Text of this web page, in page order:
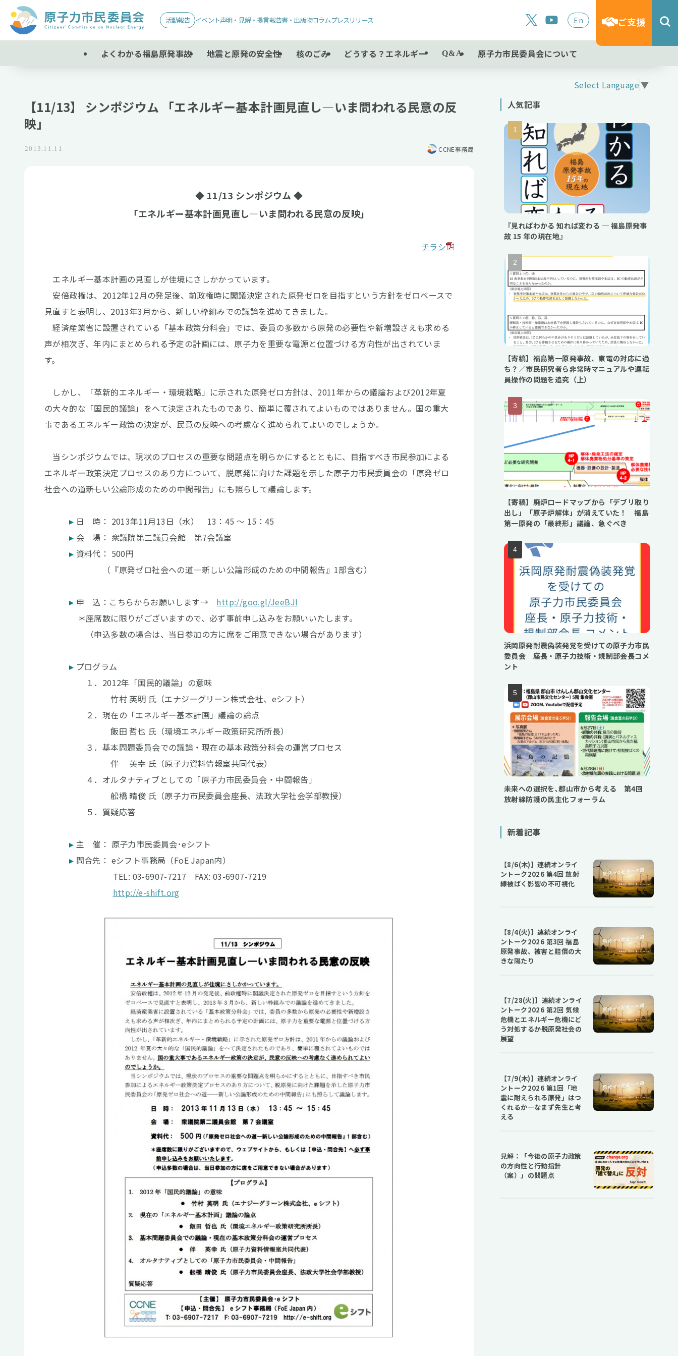
活動報告 イベント声明・見解・提言報告書・出版物コラムプレスリリース En ご支援
よくわかる福島原発事故 地震と原発の安全性 核のごみ どうする？エネルギー Q&A 原子力市民委員会について
Select Language▼
【11/13】 シンポジウム 「エネルギー基本計画見直し―いま問われる民意の反
映」
2013.11.11 CCNE事務局
◆ 11/13 シンポジウム ◆
「エネルギー基本計画見直し―いま問われる民意の反映」
チラシ
エネルギー基本計画の見直しが佳境にさしかかっています。
安倍政権は、2012年12月の発足後、前政権時に閣議決定された原発ゼロを目指すという方針をゼロベースで
見直すと表明し、2013年3月から、新しい枠組みでの議論を進めてきました。
経済産業省に設置されている「基本政策分科会」では、委員の多数から原発の必要性や新増設さえも求める
声が相次ぎ、年内にまとめられる予定の計画には、原子力を重要な電源と位置づける方向性が出されていま
す。
しかし、「革新的エネルギー・環境戦略」に示された原発ゼロ方針は、2011年からの議論および2012年夏
の大々的な「国民的議論」をへて決定されたものであり、簡単に覆されてよいものではありません。国の重大
事であるエネルギー政策の決定が、民意の反映への考慮なく進められてよいのでしょうか。
当シンポジウムでは、現状のプロセスの重要な問題点を明らかにするとともに、目指すべき市民参加による
エネルギー政策決定プロセスのあり方について、脱原発に向けた課題を示した原子力市民委員会の「原発ゼロ
社会への道――新しい公論形成のための中間報告」にも照らして議論します。
日 時： 2013年11月13日（水） 13：45 ～ 15：45
会 場： 衆議院第二議員会館 第7会議室
資料代： 500円
（『原発ゼロ社会への道―新しい公論形成のための中間報告』1部含む）
申 込：こちらからお願いします→ http://goo.gl/JeeBJI
＊座席数に限りがございますので、必ず事前申し込みをお願いいたします。
（申込多数の場合は、当日参加の方に席をご用意できない場合があります）
プログラム
１．2012年「国民的議論」の意味
竹村 英明 氏（エナジーグリーン株式会社、eシフト）
２．現在の「エネルギー基本計画」議論の論点
飯田 哲也 氏（環境エネルギー政策研究所所長）
３．基本問題委員会での議論・現在の基本政策分科会の運営プロセス
伴 英幸 氏（原子力資料情報室共同代表）
４．オルタナティブとしての「原子力市民委員会・中間報告」
舩橋 晴俊 氏（原子力市民委員会座長、法政大学社会学部教授）
５．質疑応答
主 催： 原子力市民委員会･eシフト
問合先： eシフト事務局（FoE Japan内）
TEL: 03-6907-7217 FAX: 03-6907-7219
http://e-shift.org
人気記事
『見ればわかる 知れば変わる ─ 福島原発事
故 15 年の現在地』
【寄稿】福島第一原発事故、東電の対応に過
ち？／市民研究者ら非常時マニュアルや運転
員操作の問題を追究（上）
【寄稿】廃炉ロードマップから「デブリ取り
出し」「原子炉解体」が消えていた！ 福島
第一原発の「最終形」議論、急ぐべき
浜岡原発耐震偽装発覚を受けての原子力市民
委員会 座長・原子力技術・規制部会長コメ
ント
未来への選択を､郡山市から考える 第4回
放射線防護の民主化フォーラム
新着記事
【8/6(木)】連続オンライ
ントーク2026 第4回 放射
線被ばく影響の不可視化
【8/4(火)】連続オンライ
ントーク2026 第3回 福島
原発事故、被害と賠償の大
きな隔たり
【7/28(火)】連続オンライ
ントーク2026 第2回 気候
危機とエネルギー危機にど
う対処するか――脱原発社会の
展望
【7/9(木)】連続オンライ
ントーク2026 第1回「地
震に耐えられる原発」はつ
くれるか―なまず先生と考
える
見解：「今後の原子力政策
の方向性と行動指針
（案）」の問題点